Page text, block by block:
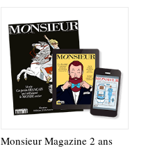
Monsieur Magazine 2 ans